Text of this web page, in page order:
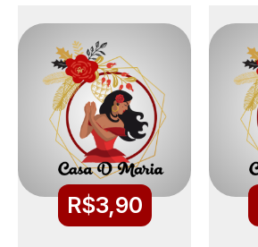
R$3,90